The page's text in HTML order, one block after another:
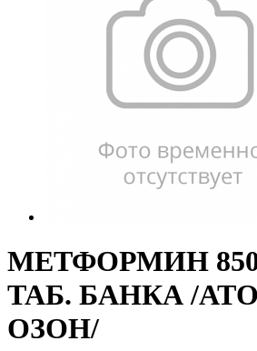
МЕТФОРМИН
ТАБ. БАНКА /
ОЗОН/